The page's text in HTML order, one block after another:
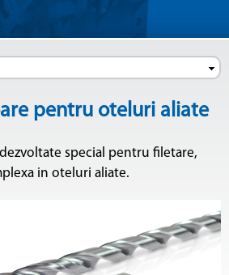
pentru oteluri aliate
special pentru filetare,
in oteluri aliate.